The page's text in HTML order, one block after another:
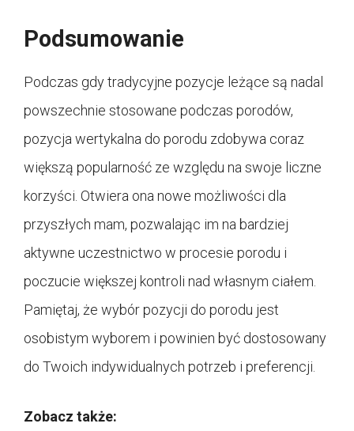
Podsumowanie
Podczas gdy tradycyjne pozycje leżące są nadal
powszechnie stosowane podczas porodów,
pozycja wertykalna do porodu zdobywa coraz
większą popularność ze względu na swoje liczne
korzyści. Otwiera ona nowe możliwości dla
przyszłych mam, pozwalając im na bardziej
aktywne uczestnictwo w procesie porodu i
poczucie większej kontroli nad własnym ciałem.
Pamiętaj, że wybór pozycji do porodu jest
osobistym wyborem i powinien być dostosowany
do Twoich indywidualnych potrzeb i preferencji.
Zobacz także: